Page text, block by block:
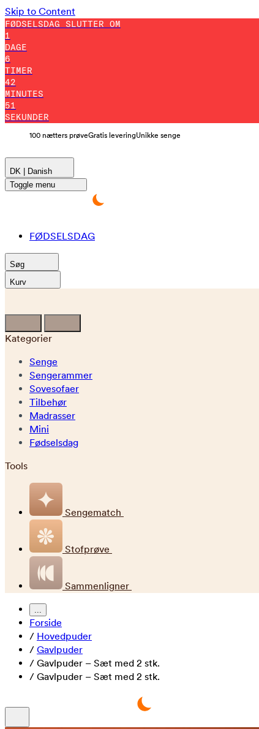
Skip to Content
FØDSELSDAG SLUTTER OM
1
DAGE
6
TIMER
42
MINUTES
50
SEKUNDER
100 nætters prøveGratis leveringUnikke senge
DK | Danish
Toggle menu
FØDSELSDAG
Søg
Kurv
Kategorier
Senge
Sengerammer
Sovesofaer
Tilbehør
Madrasser
Mini
Fødselsdag
Tools
Sengematch
Stofprøve
Sammenligner
...
Forside
/ Hovedpuder
/ Gavlpuder
/ Gavlpuder – Sæt med 2 stk.
/ Gavlpuder – Sæt med 2 stk.